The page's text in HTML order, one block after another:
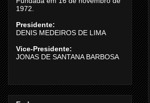
1972.
Presidente:
DENIS MEDEIROS DE LIMA
Vice-Presidente:
JONAS DE SANTANA BARBOSA